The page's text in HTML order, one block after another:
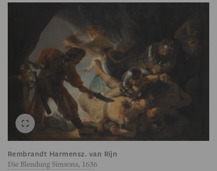
Rembrandt Harmensz. van Rijn
Die Blendung Simsons, 1636